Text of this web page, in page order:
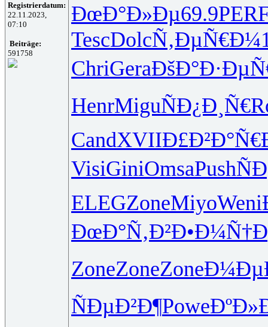
Registrierdatum:
22.11.2023,
07:10
Beiträge:
591758
ÐœÐ°Ð»Ðµ69.9
TescDolcÑ‚ÐµÑ€Ð¼
ChriGeraÐšÐ°Ð·Ðµ
HenrMiguÑÐ¿Ð¸Ñ€
CandXVIIÐ£Ð²Ð°Ñ€
VisiGiniOmsaPush
ELEGZoneMiyoWeni
ÐœÐ°Ñ‚Ð²
ZoneZoneZone
ÑÐµÐ²Ð¶Powe